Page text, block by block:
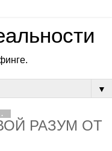
▼
РАЗУМ ОТ